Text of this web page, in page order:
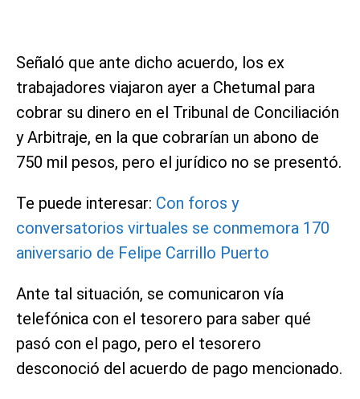
Señaló que ante dicho acuerdo, los ex
trabajadores viajaron ayer a Chetumal para
cobrar su dinero en el Tribunal de Conciliación
y Arbitraje, en la que cobrarían un abono de
750 mil pesos, pero el jurídico no se presentó.
Te puede interesar: Con foros y
conversatorios virtuales se conmemora 170
aniversario de Felipe Carrillo Puerto
Ante tal situación, se comunicaron vía
telefónica con el tesorero para saber qué
pasó con el pago, pero el tesorero
desconoció del acuerdo de pago mencionado.